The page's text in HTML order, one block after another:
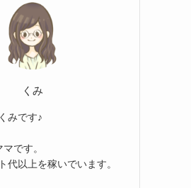
くみ
みです♪
です。
代以上を稼いでいます。